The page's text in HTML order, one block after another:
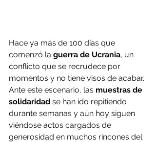
Hace ya más de 100 días que
comenzó la guerra de Ucrania, un
conflicto que se recrudece por
momentos y no tiene visos de acabar.
Ante este escenario, las muestras de
solidaridad se han ido repitiendo
durante semanas y aún hoy siguen
viéndose actos cargados de
generosidad en muchos rincones del